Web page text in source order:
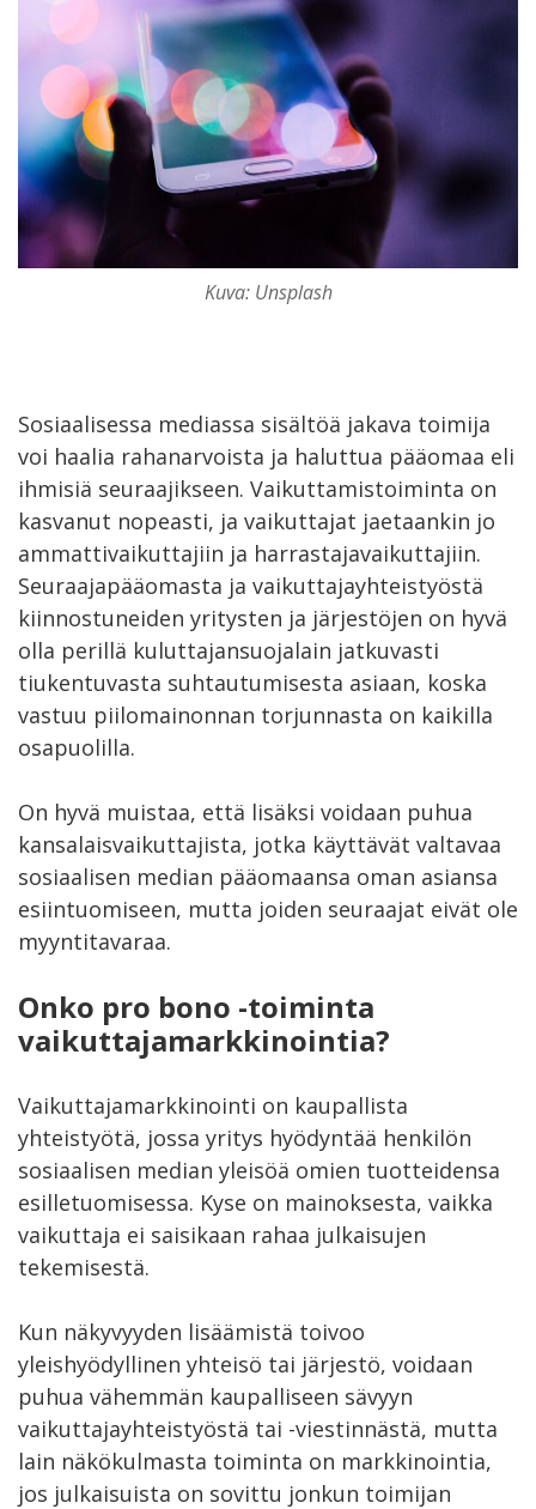
Kuva: Unsplash
Sosiaalisessa mediassa sisältöä jakava toimija
voi haalia rahanarvoista ja haluttua pääomaa eli
ihmisiä seuraajikseen. Vaikuttamistoiminta on
kasvanut nopeasti, ja vaikuttajat jaetaankin jo
ammattivaikuttajiin ja harrastajavaikuttajiin.
Seuraajapääomasta ja vaikuttajayhteistyöstä
kiinnostuneiden yritysten ja järjestöjen on hyvä
olla perillä kuluttajansuojalain jatkuvasti
tiukentuvasta suhtautumisesta asiaan, koska
vastuu piilomainonnan torjunnasta on kaikilla
osapuolilla.
On hyvä muistaa, että lisäksi voidaan puhua
kansalaisvaikuttajista, jotka käyttävät valtavaa
sosiaalisen median pääomaansa oman asiansa
esiintuomiseen, mutta joiden seuraajat eivät ole
myyntitavaraa.
Onko pro bono -toiminta
vaikuttajamarkkinointia?
Vaikuttajamarkkinointi on kaupallista
yhteistyötä, jossa yritys hyödyntää henkilön
sosiaalisen median yleisöä omien tuotteidensa
esilletuomisessa. Kyse on mainoksesta, vaikka
vaikuttaja ei saisikaan rahaa julkaisujen
tekemisestä.
Kun näkyvyyden lisäämistä toivoo
yleishyödyllinen yhteisö tai järjestö, voidaan
puhua vähemmän kaupalliseen sävyyn
vaikuttajayhteistyöstä tai -viestinnästä, mutta
lain näkökulmasta toiminta on markkinointia,
jos julkaisuista on sovittu jonkun toimijan